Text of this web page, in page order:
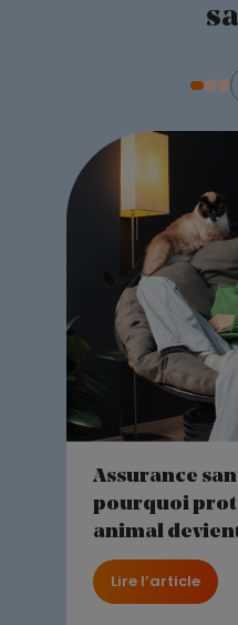
Assurance
pourquoi
animal
Lire l’article